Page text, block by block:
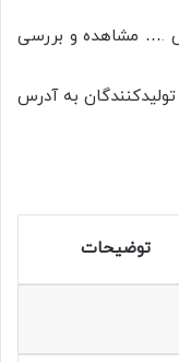
.… مشاهده و بررسی
به آدرس
توضیحات